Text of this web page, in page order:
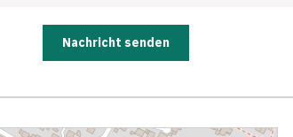
Nachricht senden